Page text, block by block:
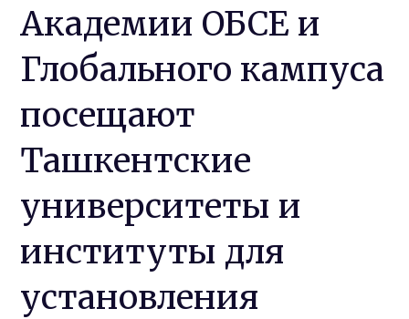
Академии ОБСЕ и
Глобального кампуса
посещают
Ташкентские
университеты и
институты для
установления